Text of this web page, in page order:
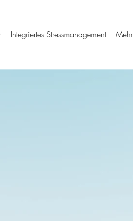
Integriertes Stressmanagement Mehr